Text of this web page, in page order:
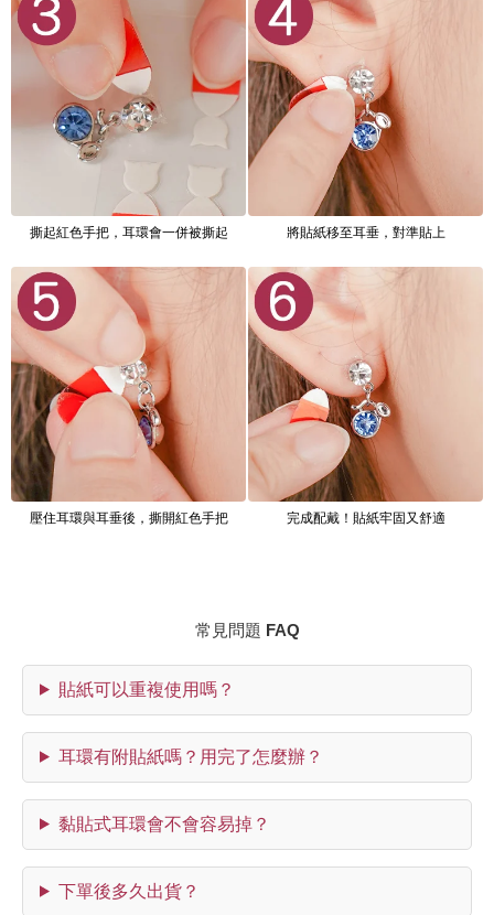
撕起紅色手把，耳環會一併被撕起 將貼紙移至耳垂，對準貼上
壓住耳環與耳垂後，撕開紅色手把 完成配戴！貼紙牢固又舒適
常見問題 FAQ
貼紙可以重複使用嗎？
耳環有附貼紙嗎？用完了怎麼辦？
黏貼式耳環會不會容易掉？
下單後多久出貨？